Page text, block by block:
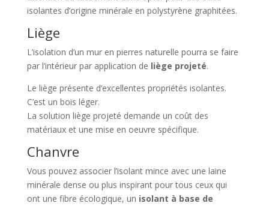
isolantes d’origine minérale en polystyrène graphitées.
Liège
L’isolation d’un mur en pierres naturelle pourra se faire
par l’intérieur par application de liège projeté.
Le liège présente d’excellentes propriétés isolantes.
C’est un bois léger.
La solution liège projeté demande un coût des
matériaux et une mise en oeuvre spécifique.
Chanvre
Vous pouvez associer l’isolant mince avec une laine
minérale dense ou plus inspirant pour tous ceux qui
ont une fibre écologique, un isolant à base de